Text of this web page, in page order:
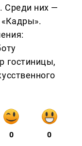
Среди них —
гостиницы,
0 0